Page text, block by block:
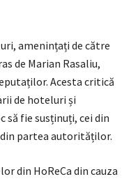
amenințați de către
de Marian Rasaliu,
Acesta critică
de hoteluri și
să fie susținuți, cei din
din partea autorităților.
din HoReCa din cauza